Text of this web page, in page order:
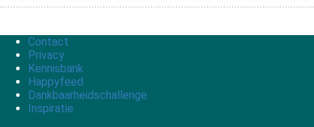
Contact
Privacy
Kennisbank
Happyfeed
Dankbaarheidschallenge
Inspiratie